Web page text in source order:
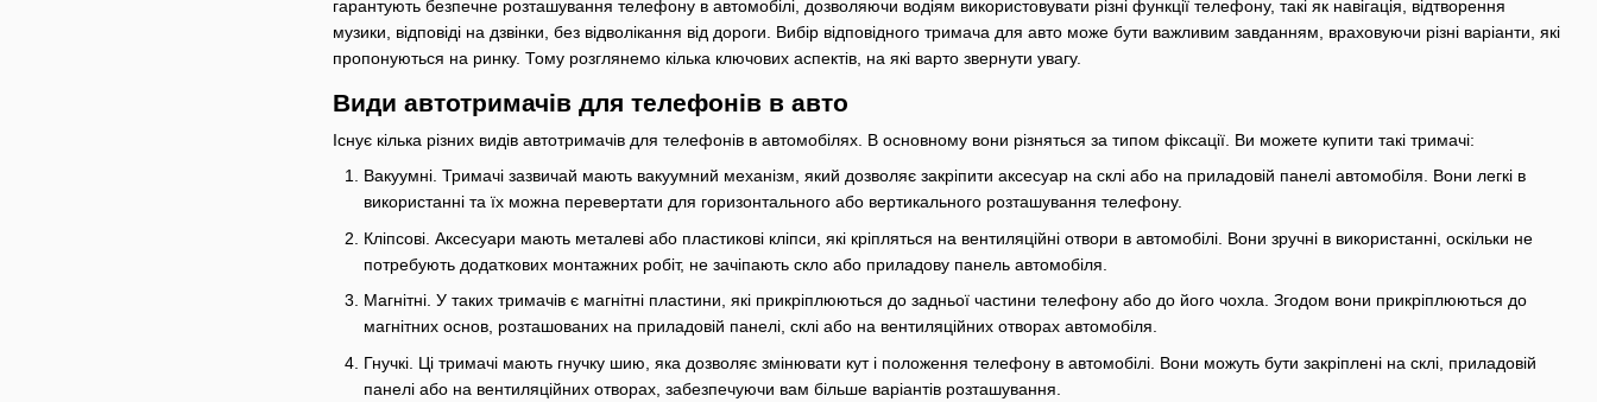
гарантують безпечне розташування телефону в автомобілі, дозволяючи водіям використовувати різні функції телефону, такі як навігація, відтворення
музики, відповіді на дзвінки, без відволікання від дороги. Вибір відповідного тримача для авто може бути важливим завданням, враховуючи різні варіанти, які
пропонуються на ринку. Тому розглянемо кілька ключових аспектів, на які варто звернути увагу.
Види автотримачів для телефонів в авто
Існує кілька різних видів автотримачів для телефонів в автомобілях. В основному вони різняться за типом фіксації. Ви можете купити такі тримачі:
Вакуумні. Тримачі зазвичай мають вакуумний механізм, який дозволяє закріпити аксесуар на склі або на приладовій панелі автомобіля. Вони легкі в
використанні та їх можна перевертати для горизонтального або вертикального розташування телефону.
Кліпсові. Аксесуари мають металеві або пластикові кліпси, які кріпляться на вентиляційні отвори в автомобілі. Вони зручні в використанні, оскільки не
потребують додаткових монтажних робіт, не зачіпають скло або приладову панель автомобіля.
Магнітні. У таких тримачів є магнітні пластини, які прикріплюються до задньої частини телефону або до його чохла. Згодом вони прикріплюються до
магнітних основ, розташованих на приладовій панелі, склі або на вентиляційних отворах автомобіля.
Гнучкі. Ці тримачі мають гнучку шию, яка дозволяє змінювати кут і положення телефону в автомобілі. Вони можуть бути закріплені на склі, приладовій
панелі або на вентиляційних отворах, забезпечуючи вам більше варіантів розташування.